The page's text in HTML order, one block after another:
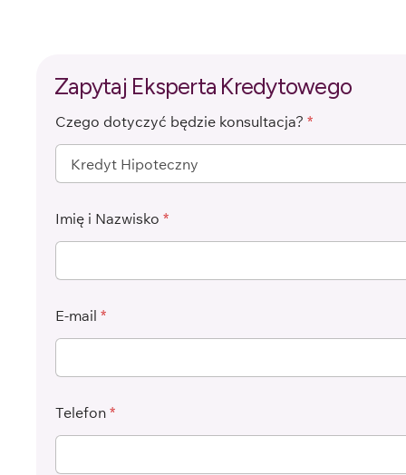
Zapytaj Eksperta Kredytowego
Czego dotyczyć będzie konsultacja? *
Imię i Nazwisko *
E-mail *
Telefon *